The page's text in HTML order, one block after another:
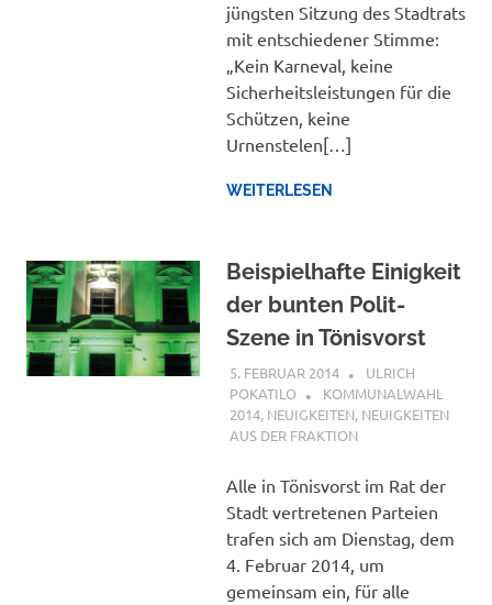
jüngsten Sitzung des Stadtrats
mit entschiedener Stimme:
„Kein Karneval, keine
Sicherheitsleistungen für die
Schützen, keine
Urnenstelen[…]
WEITERLESEN
Beispielhafte Einigkeit
der bunten Polit-
Szene in Tönisvorst
5. FEBRUAR 2014
ULRICH
POKATILO
KOMMUNALWAHL
2014, NEUIGKEITEN, NEUIGKEITEN
AUS DER FRAKTION
Alle in Tönisvorst im Rat der
Stadt vertretenen Parteien
trafen sich am Dienstag, dem
4. Februar 2014, um
gemeinsam ein, für alle